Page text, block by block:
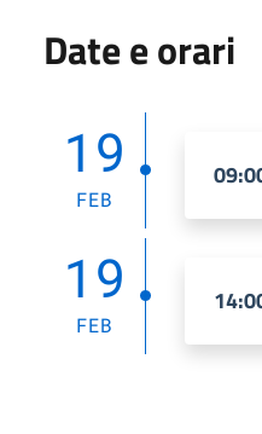
Date e orari
19
FEB
19
FEB